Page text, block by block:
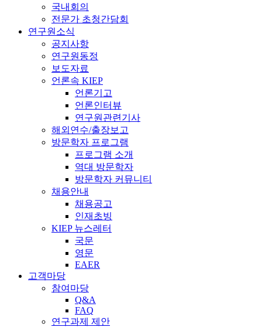
국내회의
전문가 초청간담회
연구원소식
공지사항
연구원동정
보도자료
언론속 KIEP
언론기고
언론인터뷰
연구원관련기사
해외연수/출장보고
방문학자 프로그램
프로그램 소개
역대 방문학자
방문학자 커뮤니티
채용안내
채용공고
인재초빙
KIEP 뉴스레터
국문
영문
EAER
고객마당
참여마당
Q&A
FAQ
연구과제 제안